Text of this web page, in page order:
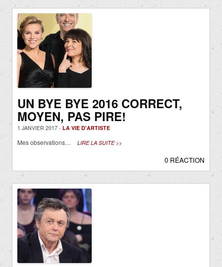
UN BYE BYE 2016 CORRECT,
MOYEN, PAS PIRE!
1 JANVIER 2017 - LA VIE D'ARTISTE
Mes observations… LIRE LA SUITE >>
0 RÉACTION